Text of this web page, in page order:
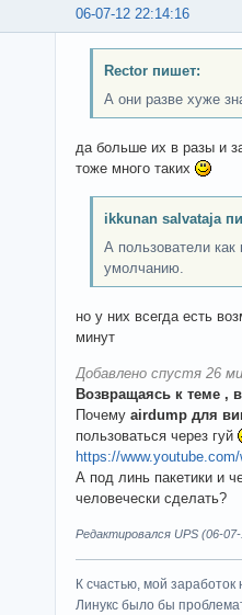
06-07-12 22:14:16
Rector пишет:
А они разве хуже
да больше их в разы и
тоже много таких
ikkunan salvataja
А пользователи как
умолчанию.
но у них всегда есть
минут
Добавлено спустя 26
Возвращаясь к теме ,
Почему airdump для
пользоваться через гуй
https://
А под линь пакетики и
человечески сделать?
Редактировался UPS (06-
К счастью, мой
Линукс было бы